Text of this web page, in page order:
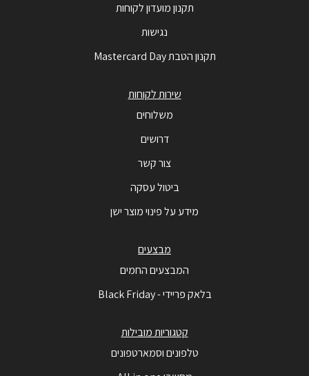
תקנון מועדון לקוחות
נגישות
תקנון הטבת Mastercard Day
שירות לקוחות
משלוחים
דרושים
צור קשר
ביטול עסקה
מידע על פינוי מוצר ישן
מבצעים
המבצעים החמים
בלאק פריידי - Black Friday
קטגוריות מובילות
טלפונים וסמארטפונים